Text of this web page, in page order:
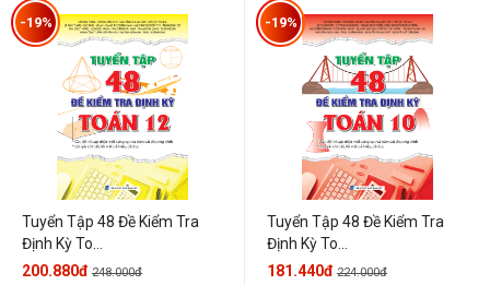
Tuyển Tập 48 Đề Kiểm Tra
Định Kỳ To...
-19%
200.880đ 248.000đ
Tuyển Tập 48 Đề Kiểm Tra
Định Kỳ To...
-19%
181.440đ 224.000đ